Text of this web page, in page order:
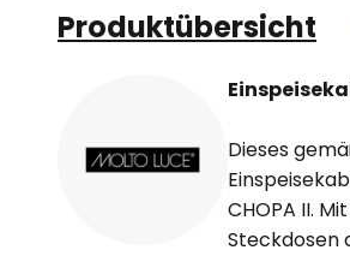
Produktübersicht
Dieses
CHOPA II.
Steckdosen